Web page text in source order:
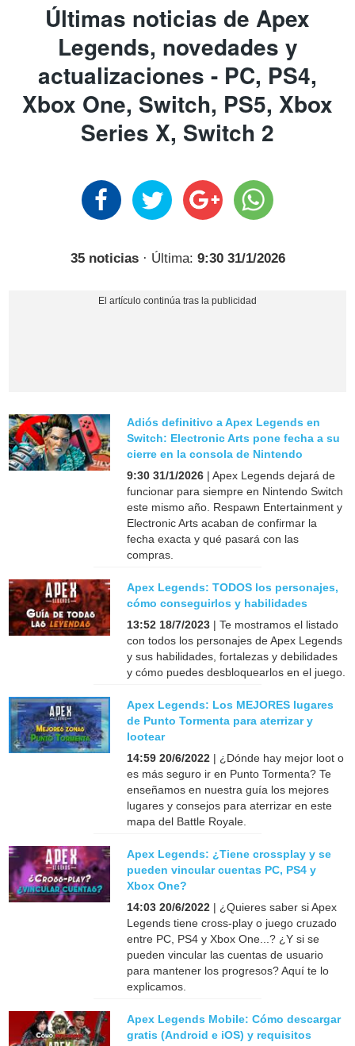
Últimas noticias de Apex
Legends, novedades y
actualizaciones - PC, PS4,
Xbox One, Switch, PS5, Xbox
Series X, Switch 2
35 noticias· Última: 9:30 31/1/2026
Adiós definitivo a Apex Legends en
Switch: Electronic Arts pone fecha a su
cierre en la consola de Nintendo
9:30 31/1/2026 | Apex Legends dejará de
funcionar para siempre en Nintendo Switch
este mismo año. Respawn Entertainment y
Electronic Arts acaban de confirmar la
fecha exacta y qué pasará con las
compras.
Apex Legends: TODOS los personajes,
cómo conseguirlos y habilidades
13:52 18/7/2023 | Te mostramos el listado
con todos los personajes de Apex Legends
y sus habilidades, fortalezas y debilidades
y cómo puedes desbloquearlos en el juego.
Apex Legends: Los MEJORES lugares
de Punto Tormenta para aterrizar y
lootear
14:59 20/6/2022 | ¿Dónde hay mejor loot o
es más seguro ir en Punto Tormenta? Te
enseñamos en nuestra guía los mejores
lugares y consejos para aterrizar en este
mapa del Battle Royale.
Apex Legends: ¿Tiene crossplay y se
pueden vincular cuentas PC, PS4 y
Xbox One?
14:03 20/6/2022 | ¿Quieres saber si Apex
Legends tiene cross-play o juego cruzado
entre PC, PS4 y Xbox One...? ¿Y si se
pueden vincular las cuentas de usuario
para mantener los progresos? Aquí te lo
explicamos.
Apex Legends Mobile: Cómo descargar
gratis (Android e iOS) y requisitos